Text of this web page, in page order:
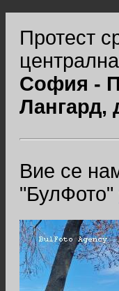
Протест
София -
Лангард,
Вие се
"БулФото"